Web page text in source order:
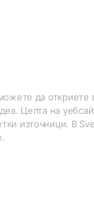
да откриете
Целта на
източници. В